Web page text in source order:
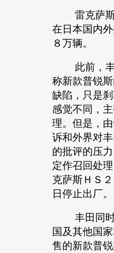
雷克萨
在日本国内
８万辆。
此前，
称新款普锐斯
缺陷，只是
感觉不同，
理。但是，
诉和外界对
的批评的压
定作召回处
克萨斯 ＨＳ
日停止出厂。
丰田 同
国及其他国
售的新款普